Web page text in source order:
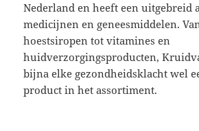
Nederland en heeft een uitgebreid
medicijnen en geneesmiddelen.
hoestsiropen tot vitamines en
huidverzorgingsproducten,
bijna elke gezondheidsklacht wel
product in het assortiment.